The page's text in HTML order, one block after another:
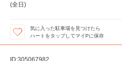
(全日)
気に入った駐車場を見つけたら
ハートをタップしてマイPに保存